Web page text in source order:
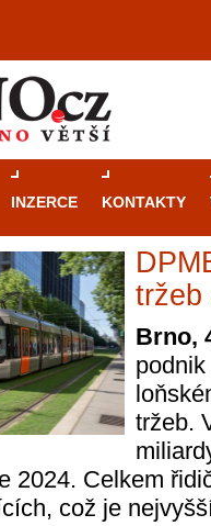
INZERCE KONTAKTY
tržeb
Brno,
tržeb.
2024. Celkem
což je
také místem,
kasinové hry.